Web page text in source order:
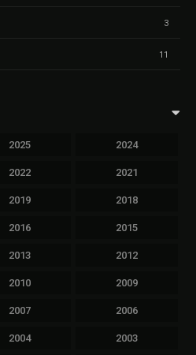
3
11
2025 2024
2022 2021
2019 2018
2016 2015
2013 2012
2010 2009
2007 2006
2004 2003